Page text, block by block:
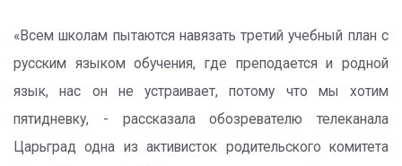
«Всем школам пытаются навязать третий учебный план с
русским языком обучения, где преподается и родной
язык, нас он не устраивает, потому что мы хотим
пятидневку, - рассказала обозревателю телеканала
Царьград одна из активисток родительского комитета